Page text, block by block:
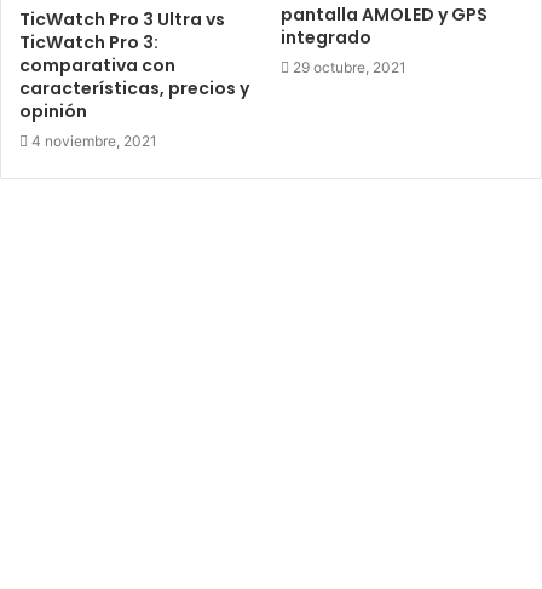
TicWatch Pro 3 Ultra vs
TicWatch Pro 3:
comparativa con
características, precios y
opinión
4 noviembre, 2021
pantalla AMOLED y GPS
integrado
29 octubre, 2021